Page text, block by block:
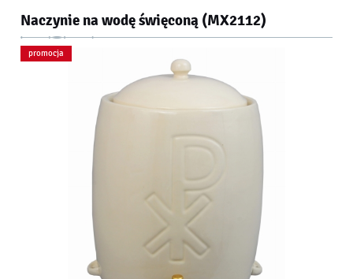
Naczynie na wodę święconą (MX2112)
promocja